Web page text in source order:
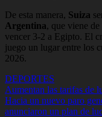
De esta manera, Suiza
Argentina, que viene
vencer 3-2 a Egipto. El
juego un lugar entre los
2026.
DEPORTES
Navegación
de
Aumentan las tarifas de
Hacia un nuevo paro
anunciaron un plan de